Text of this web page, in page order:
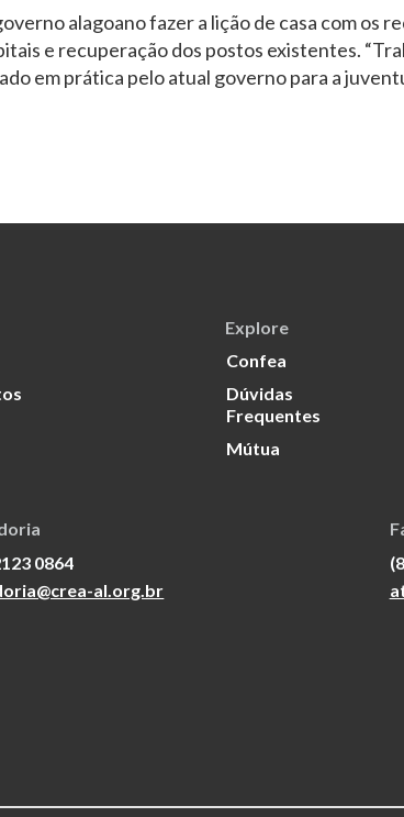
alagoano fazer a lição de casa com os
e recuperação dos postos existentes.
em prática pelo atual governo para a
Explore
Confea
Dúvidas
Frequentes
Mútua
0864
al.org.br